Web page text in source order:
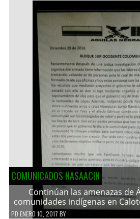
COMUNICADOS NASAACIN
Continúan las amenazas de
comunidades indígenas en
PD ENERO 10, 2017 BY